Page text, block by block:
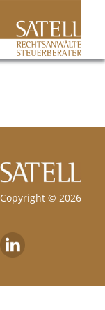
Copyright © 2026